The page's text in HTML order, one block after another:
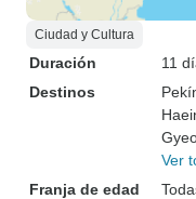
Ciudad y Cultura
Duración
11
Destinos
Ver
Franja de edad